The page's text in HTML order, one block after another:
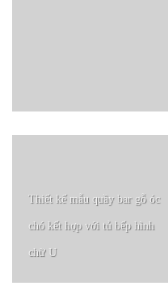
Thiết kế mẫu quầy bar gỗ óc
chó kết hợp với tủ bếp hình
chữ U